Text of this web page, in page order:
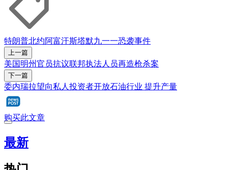
特朗普北约阿富汗斯塔默九一一恐袭事件
上一篇
美国明州官员抗议联邦执法人员再造枪杀案
下一篇
委内瑞拉望向私人投资者开放石油行业 提升产量
购买此文章
最新